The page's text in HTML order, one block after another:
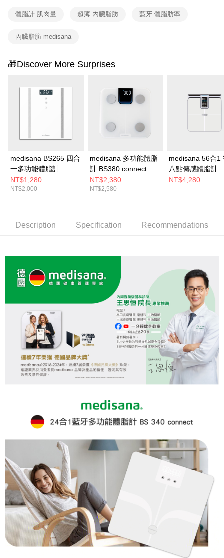
體脂計 肌肉量 超薄 內臟脂肪 藍牙 體脂肪率
內臟脂肪 medisana
🎁Discover More Surprises
medisana BS265 四合
一多功能體脂計
NT$1,280
NT$2,000
medisana 多功能體脂
計 BS380 connect
NT$2,380
NT$2,580
medisana 56合1
八點傳感體脂計
NT$4,280
Description Specification Recommendations